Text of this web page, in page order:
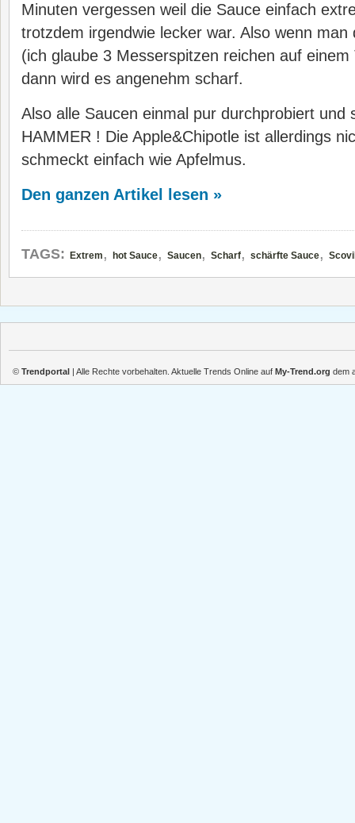
Minuten vergessen weil die Sauce einfach
trotzdem irgendwie lecker war. Also wenn man
(ich glaube 3 Messerspitzen reichen auf
dann wird es angenehm scharf.
Also alle Saucen einmal pur durchprobiert und
HAMMER ! Die Apple&Chipotle ist allerdings
schmeckt einfach wie Apfelmus.
Den ganzen Artikel lesen »
TAGS: Extrem , hot Sauce, Saucen, Scharf, schärfte Sauce,
© Trendportal | Alle Rechte vorbehalten. Aktuelle Trends Online auf My-Trend.org dem